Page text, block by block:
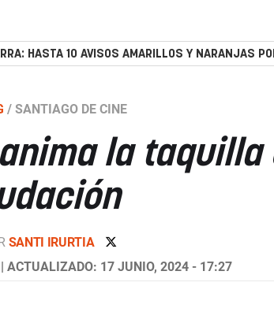
HASTA 10 AVISOS AMARILLOS Y NARANJAS
/ SANTIAGO DE CINE
la taquilla
SANTI IRURTIA
| ACTUALIZADO: 17 JUNIO, 2024 - 17:27